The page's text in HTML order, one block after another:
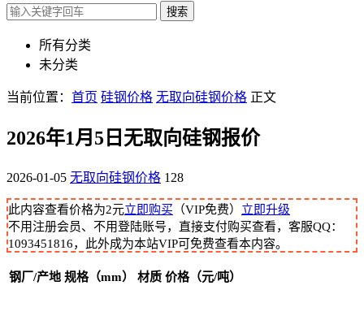
搜索
所有分类
未分类
当前位置： 首页 硅钢价格 无取向硅钢价格 正文
2026年1月5日无取向硅钢报价
2026-01-05 无取向硅钢价格 128
此内容查看价格为2元立即购买 （VIP免费） 立即升级
不用注册会员、不用登陆账号，直接支付购买查看，客服QQ：
1093451816，此外成为本站VIP可免费查看本内容。
钢厂/产地 规格（mm） 材质 价格（元/吨）